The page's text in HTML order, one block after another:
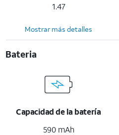
1.47
Mostrar más detalles
Bateria
Capacidad de la batería
590 mAh